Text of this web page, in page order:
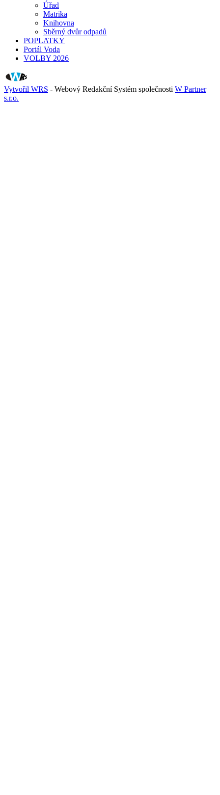
Úřad
Matrika
Knihovna
Sběrný dvůr odpadů
POPLATKY
Portál Voda
VOLBY 2026
Vytvořil WRS - Webový Redakční Systém společnosti W Partner
s.r.o.